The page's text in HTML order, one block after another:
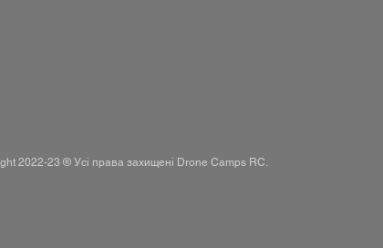
2022-23 ® Усі права захищені Drone Camps RC.